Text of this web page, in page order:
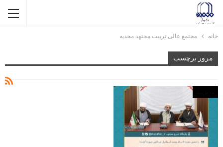
خانه مجتمع عالی تربیت مجتهد محدیه
مرور برچسب